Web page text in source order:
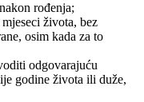
rođenja;
života, bez
osim kada za to
odgovarajuću
godine života ili duže,